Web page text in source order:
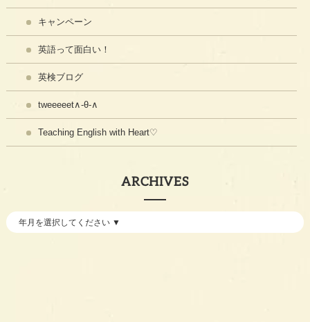
キャンペーン
英語って面白い！
英検ブログ
tweeeeet∧-θ-∧
Teaching English with Heart♡
ARCHIVES